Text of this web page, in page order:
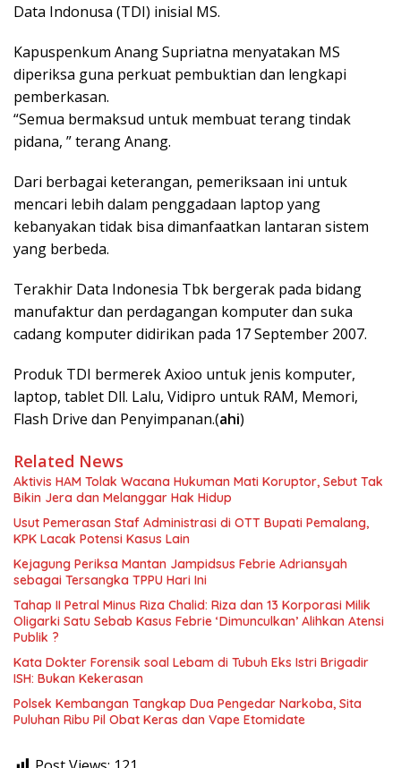
Data Indonusa (TDI) inisial MS.
Kapuspenkum Anang Supriatna menyatakan MS
diperiksa guna perkuat pembuktian dan lengkapi
pemberkasan.
“Semua bermaksud untuk membuat terang tindak
pidana, ” terang Anang.
Dari berbagai keterangan, pemeriksaan ini untuk
mencari lebih dalam penggadaan laptop yang
kebanyakan tidak bisa dimanfaatkan lantaran sistem
yang berbeda.
Terakhir Data Indonesia Tbk bergerak pada bidang
manufaktur dan perdagangan komputer dan suka
cadang komputer didirikan pada 17 September 2007.
Produk TDI bermerek Axioo untuk jenis komputer,
laptop, tablet Dll. Lalu, Vidipro untuk RAM, Memori,
Flash Drive dan Penyimpanan.(ahi)
Related News
Aktivis HAM Tolak Wacana Hukuman Mati Koruptor, Sebut Tak
Bikin Jera dan Melanggar Hak Hidup
Usut Pemerasan Staf Administrasi di OTT Bupati Pemalang,
KPK Lacak Potensi Kasus Lain
Kejagung Periksa Mantan Jampidsus Febrie Adriansyah
sebagai Tersangka TPPU Hari Ini
Tahap II Petral Minus Riza Chalid: Riza dan 13 Korporasi Milik
Oligarki Satu Sebab Kasus Febrie ‘Dimunculkan’ Alihkan Atensi
Publik ?
Kata Dokter Forensik soal Lebam di Tubuh Eks Istri Brigadir
ISH: Bukan Kekerasan
Polsek Kembangan Tangkap Dua Pengedar Narkoba, Sita
Puluhan Ribu Pil Obat Keras dan Vape Etomidate